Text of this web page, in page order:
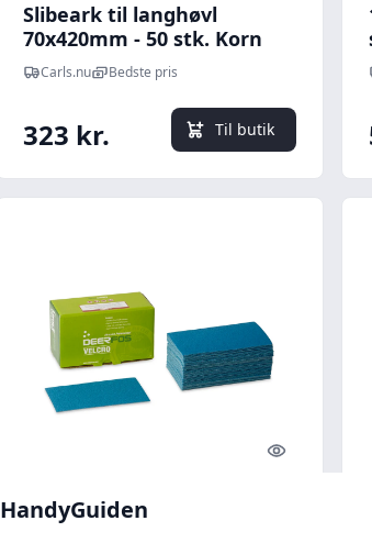
Slibeark til langhøvl
70x420mm - 50 stk. Korn
P180
Carls.nu Bedste pris
323 kr. Til butik
Quick look
Slibeark 70x125mm - 50 stk
HandyGuiden